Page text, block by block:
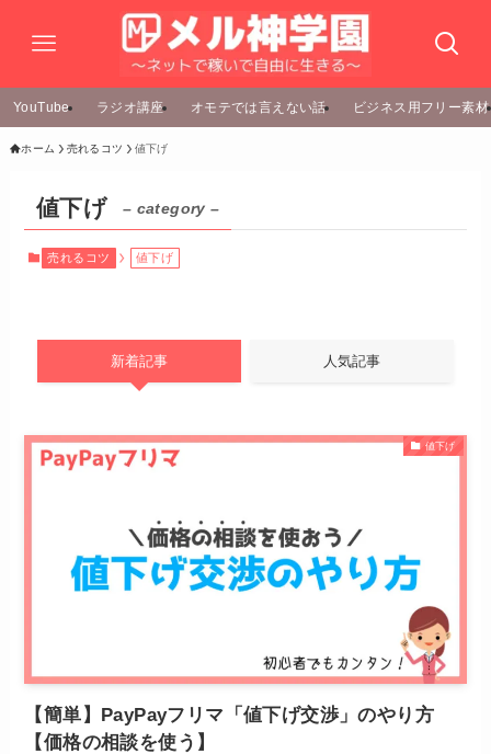
YouTube ラジオ講座 オモテでは言えない話 ビジネス用フリー素材
ホーム 売れるコツ 値下げ
値下げ – category –
売れるコツ 値下げ
新着記事 人気記事
値下げ
【簡単】PayPayフリマ「値下げ交渉」のやり方
【価格の相談を使う】